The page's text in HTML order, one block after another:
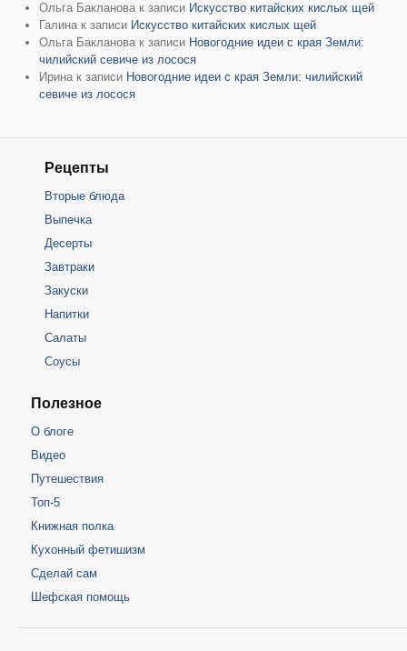
Ольга Бакланова к записи Искусство китайских кислых щей
Галина к записи Искусство китайских кислых щей
Ольга Бакланова к записи Новогодние идеи с края Земли:
чилийский севиче из лосося
Ирина к записи Новогодние идеи с края Земли: чилийский
севиче из лосося
Рецепты
Вторые блюда
Выпечка
Десерты
Завтраки
Закуски
Напитки
Салаты
Соусы
Полезное
О блоге
Видео
Путешествия
Топ-5
Книжная полка
Кухонный фетишизм
Сделай сам
Шефская помощь